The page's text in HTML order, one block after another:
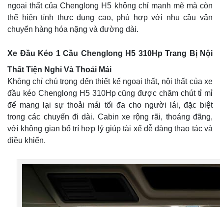
ngoại thất của Chenglong H5 không chỉ mạnh mẽ mà còn
thể hiện tính thực dụng cao, phù hợp với nhu cầu vận
chuyển hàng hóa nặng và đường dài.
Xe Đầu Kéo 1 Cầu Chenglong H5 310Hp Trang Bị Nội
Thất Tiện Nghi Và Thoải Mái
Không chỉ chú trọng đến thiết kế ngoại thất, nội thất của xe
đầu kéo Chenglong H5 310Hp cũng được chăm chút tỉ mỉ
để mang lại sự thoải mái tối đa cho người lái, đặc biệt
trong các chuyến đi dài. Cabin xe rộng rãi, thoáng đãng,
với không gian bố trí hợp lý giúp tài xế dễ dàng thao tác và
điều khiển.